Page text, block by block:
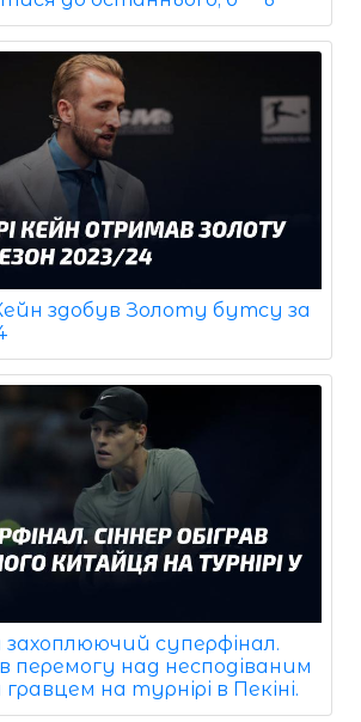
здобув Золоту бутсу за
захоплюючий суперфінал.
перемогу над несподіваним
на турнірі в Пекіні.